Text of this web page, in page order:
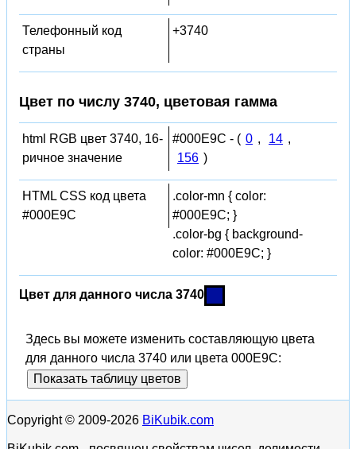
Телефонный код
страны
+3740
Цвет по числу 3740, цветовая гамма
html RGB цвет 3740, 16-
ричное значение
#000E9C - ( 0 , 14 ,
156 )
HTML CSS код цвета
#000E9C
.color-mn { color:
#000E9C; }
.color-bg { background-
color: #000E9C; }
Цвет для данного числа 3740
Здесь вы можете изменить составляющую цвета
для данного числа 3740 или цвета 000E9C:
Показать таблицу цветов
Copyright © 2009-2026 BiKubik.com